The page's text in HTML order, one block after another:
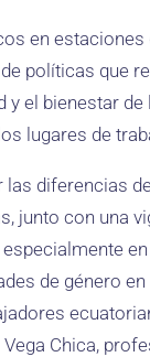
en estaciones
políticas que
el bienestar
lugares de
diferencias
junto con una
de género
Chica,